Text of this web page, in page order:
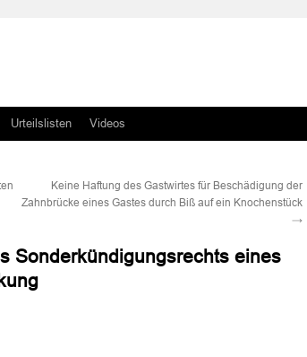
Urteilslisten Videos
Keine Haftung des Gastwirtes für Beschädigung der
Zahnbrücke eines Gastes durch Biß auf ein Knochenstück
→
Sonderkündigungsrechts eines